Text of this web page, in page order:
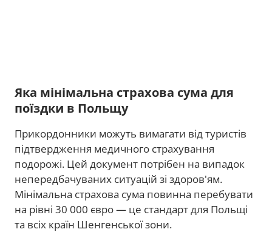
Яка мінімальна страхова сума для
поїздки в Польщу
Прикордонники можуть вимагати від туристів
підтвердження медичного страхування
подорожі. Цей документ потрібен на випадок
непередбачуваних ситуацій зі здоров'ям.
Мінімальна страхова сума повинна перебувати
на рівні 30 000 євро — це стандарт для Польщі
та всіх країн Шенгенської зони.